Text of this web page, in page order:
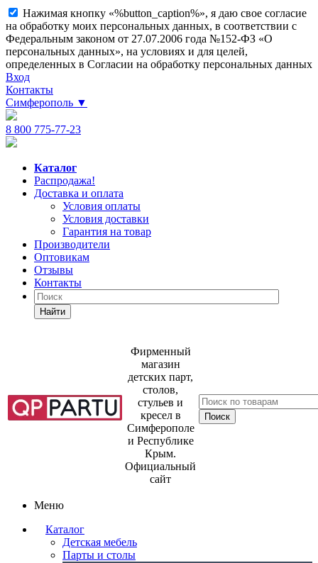
Нажимая кнопку «%button_caption%», я даю свое согласие
на обработку моих персональных данных, в соответствии с
Федеральным законом от 27.07.2006 года №152-ФЗ «О
персональных данных», на условиях и для целей,
определенных в Согласии на обработку персональных данных
Вход
Контакты
Симферополь ▼
8 800 775-77-23
Каталог
Распродажа!
Доставка и оплата
Условия оплаты
Условия доставки
Гарантия на товар
Производители
Оптовикам
Отзывы
Контакты
Найти
Фирменный
магазин
детских парт,
столов,
стульев и
кресел в
Симферополе
и Республике
Крым.
Официальный
сайт
Меню
Каталог
Детская мебель
Парты и столы